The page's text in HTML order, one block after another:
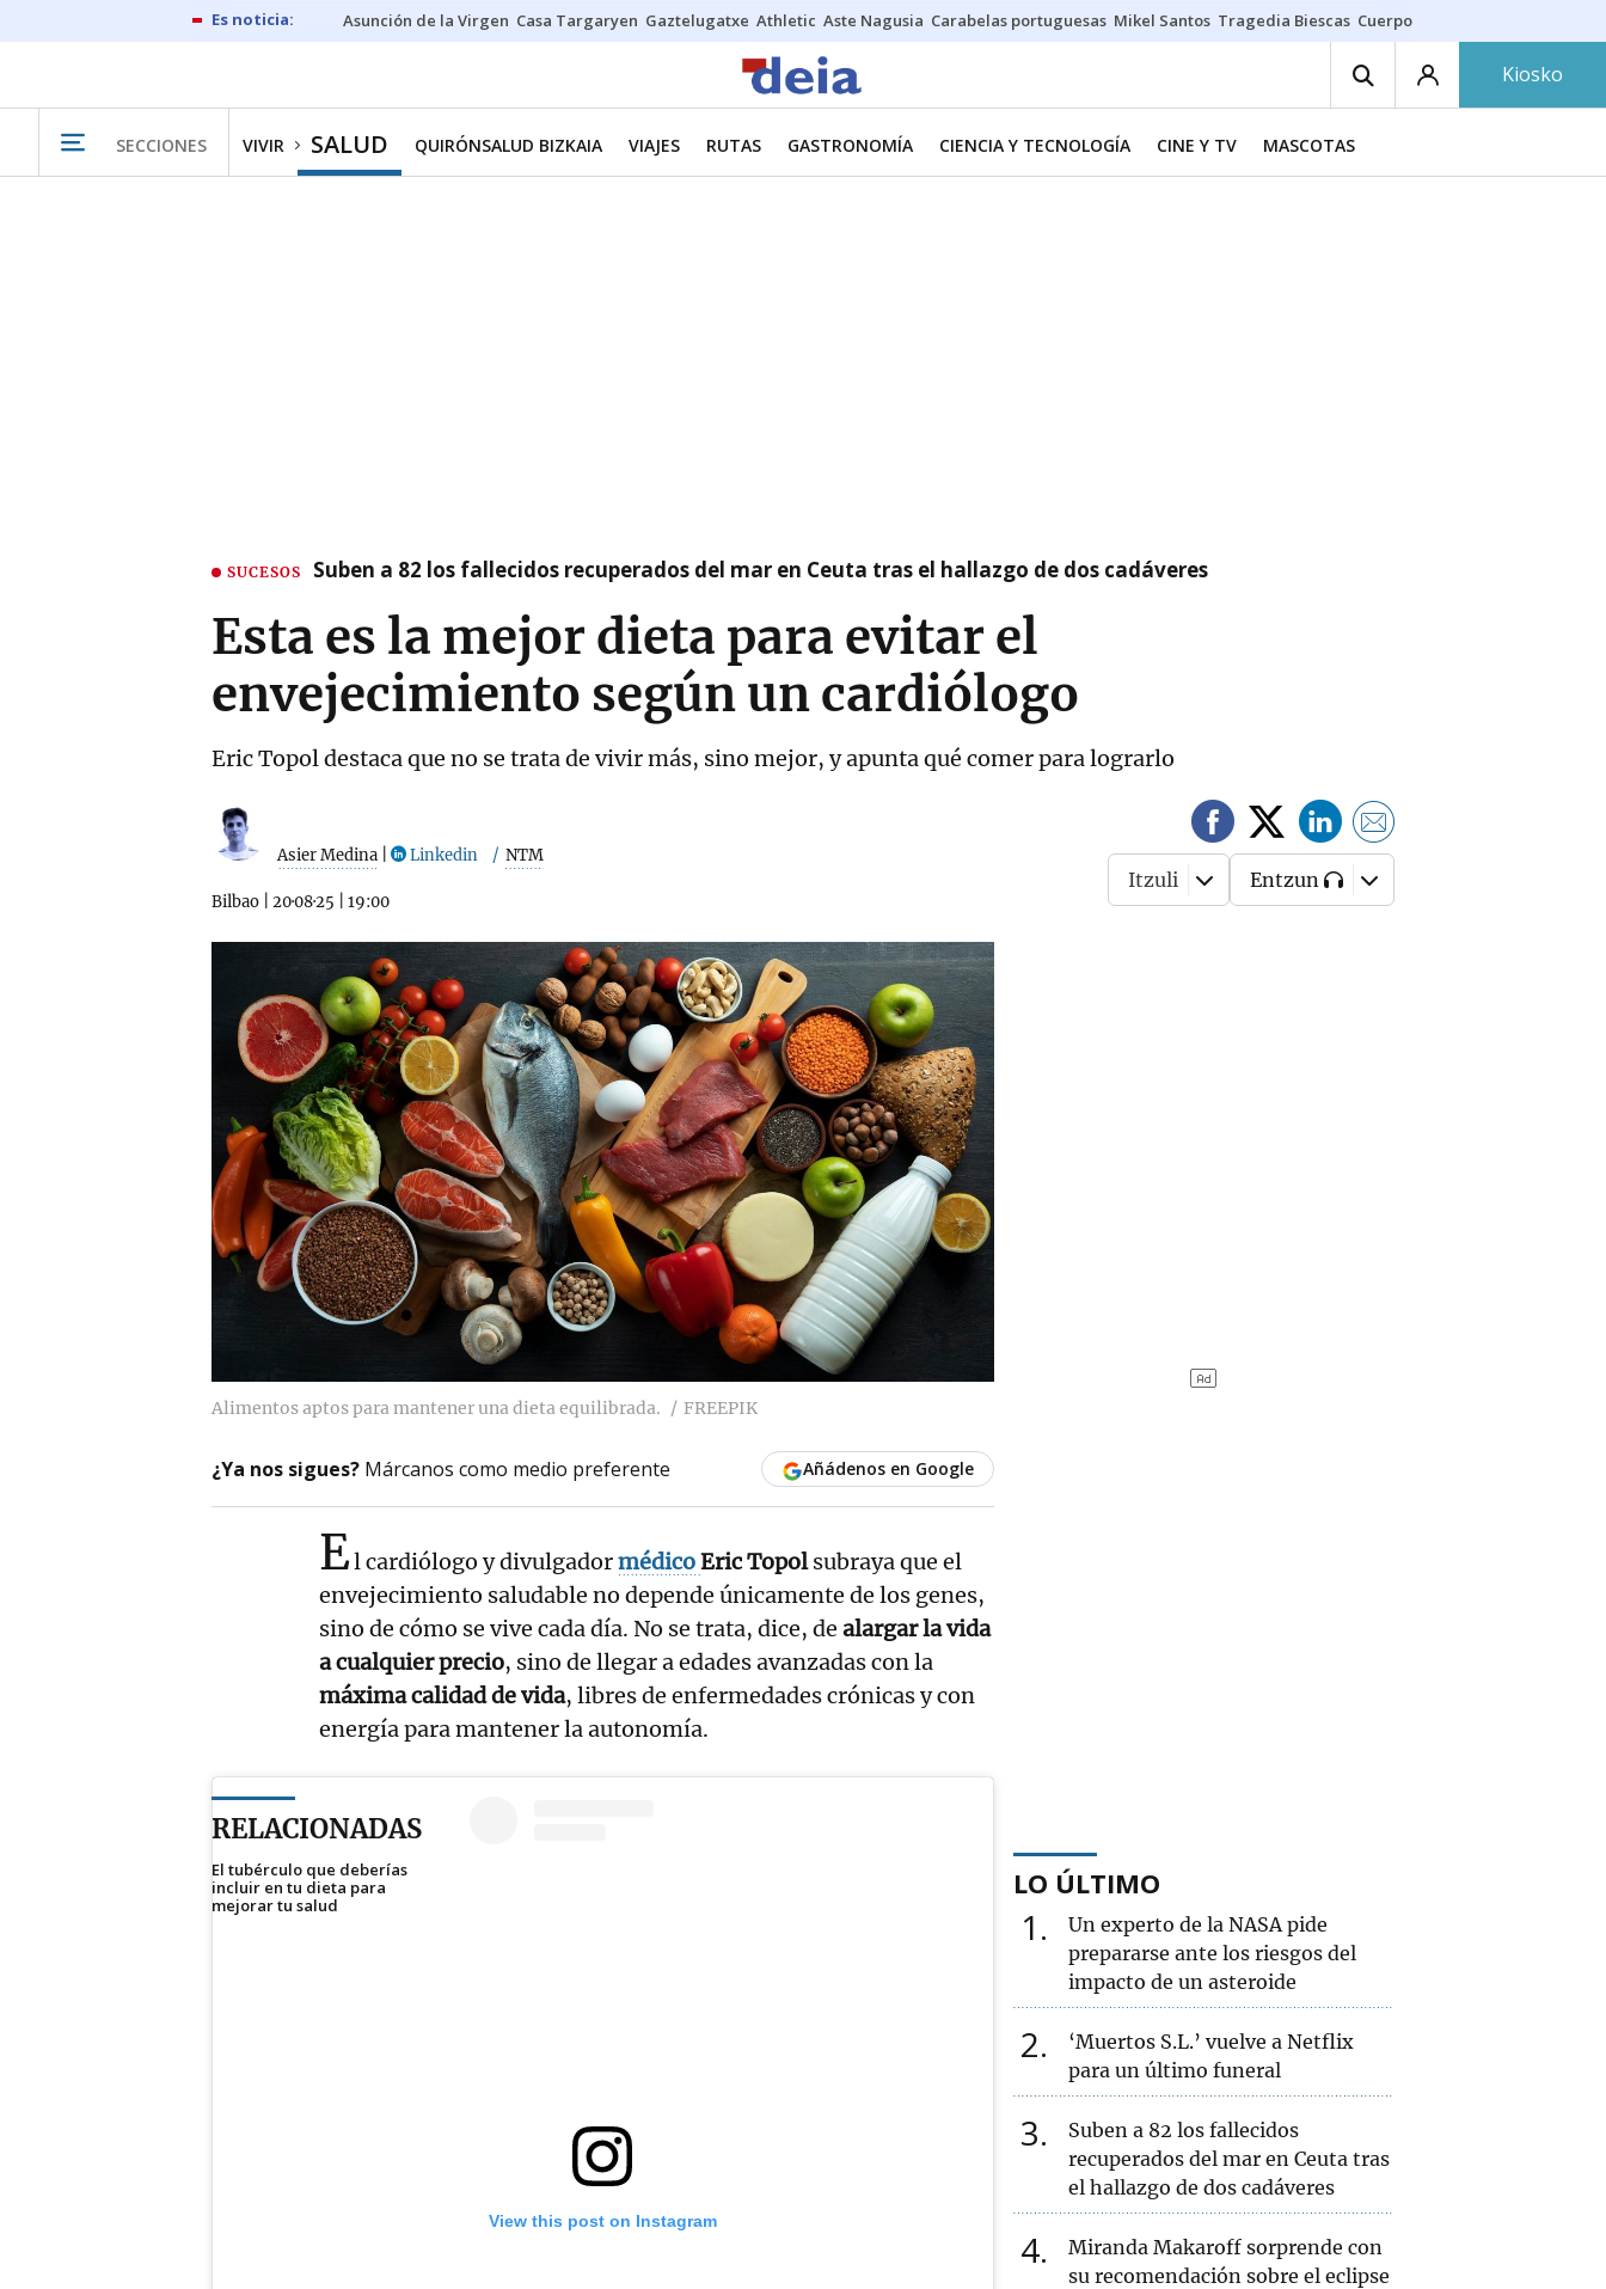
Asunción de la Virgen Casa Targaryen Gaztelugatxe Athletic Aste Nagusia Carabelas portuguesas Mikel Santos Tragedia Biescas Cuerpo ría
Kiosko
SECCIONES VIVIR SALUD QUIRÓNSALUD BIZKAIA VIAJES RUTAS GASTRONOMÍA CIENCIA Y TECNOLOGÍA CINE Y TV MASCOTAS
SUCESOS Suben a 82 los fallecidos recuperados del mar en Ceuta tras el hallazgo de dos cadáveres
Esta es la mejor dieta para evitar el
envejecimiento según un cardiólogo
Eric Topol destaca que no se trata de vivir más, sino mejor, y apunta qué comer para lograrlo
Asier Medina Linkedin NTM
Bilbao 20·08·25 19:00
Itzuli Entzun
Alimentos aptos para mantener una dieta equilibrada. FREEPIK
¿Ya nos sigues? Márcanos como medio preferente Añádenos en Google
El cardiólogo y divulgadormédicoEric Topolsubraya que el
envejecimiento saludable no depende únicamente de los genes,
sino de cómo se vive cada día. No se trata, dice, de alargar la vida
a cualquier precio, sino de llegar a edades avanzadas con la
máxima calidad de vida, libres de enfermedades crónicas y con
energía para mantener la autonomía.
RELACIONADAS
El tubérculo que deberías
incluir en tu dieta para
mejorar tu salud
View this post on Instagram
LO ÚLTIMO
1
Un experto de la NASA pide
prepararse ante los riesgos del
impacto de un asteroide
2
‘Muertos S.L.’ vuelve a Netflix
para un último funeral
3
Suben a 82 los fallecidos
recuperados del mar en Ceuta tras
el hallazgo de dos cadáveres
4
Miranda Makaroff sorprende con
su recomendación sobre el eclipse